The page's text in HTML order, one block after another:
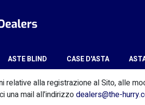
ASTE BLIND CASE D'ASTA
relative alla registrazione al Sito, alle
una mail all’indirizzodealers@the-